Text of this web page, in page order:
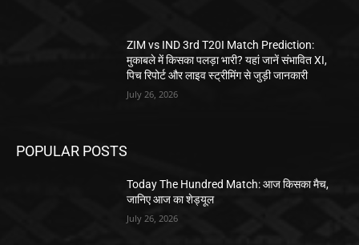
ZIM vs IND 3rd T20I Match Prediction:
मुकाबले में किसका पलड़ा भारी? यहां जानें संभावित XI,
पिच रिपोर्ट और लाइव स्ट्रीमिंग से जुड़ी जानकारी
July 26, 2026
POPULAR POSTS
Today The Hundred Match: आज किसका मैच,
जानिए आज का शेड्यूल
July 26, 2026